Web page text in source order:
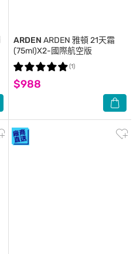
ARDEN ARDEN 雅頓 21天霜
(75ml)X2-國際航空版
$988
(1)